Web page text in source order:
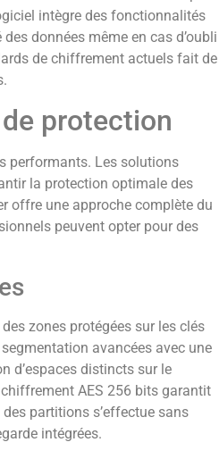
intègre des fonctionnalités
données même en cas d’oubli
de chiffrement actuels fait de
protection
performants. Les solutions
la protection optimale des
offre une approche complète du
peuvent opter pour des
zones protégées sur les clés
avancées avec une
d’espaces distincts sur le
AES 256 bits garantit
partitions s’effectue sans
intégrées.